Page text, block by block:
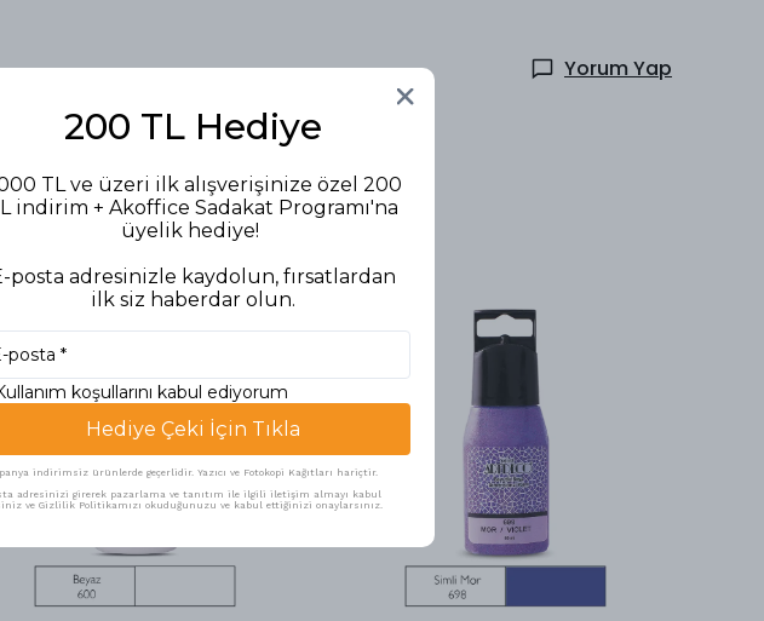
Yorum Yap
200 TL Hediye
TL ve üzeri ilk alışverişinize özel 200
indirim + Akoffice Sadakat Programı'na
üyelik hediye!
posta adresinizle kaydolun, fırsatlardan
ilk siz haberdar olun.
koşullarını kabul ediyorum
Hediye Çeki İçin Tıkla
indirimsiz ürünlerde geçerlidir. Yazıcı ve Fotokopi Kağıtları hariçtir.
adresinizi girerek pazarlama ve tanıtım ile ilgili iletişim almayı kabul
ve Gizlilik Politikamızı okuduğunuzu ve kabul ettiğinizi onaylarsınız.